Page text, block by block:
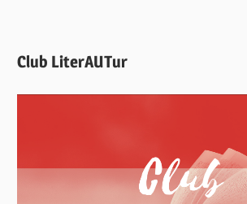
Club LiterAUTur